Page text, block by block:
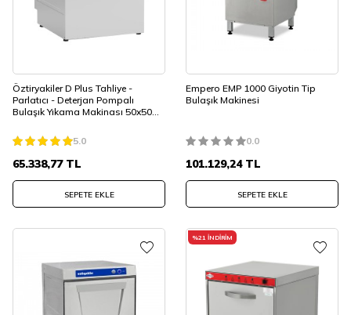
Öztiryakiler D Plus Tahliye -
Parlatıcı - Deterjan Pompalı
Bulaşık Yıkama Makinası 50x50
5.0
65.338,77TL
SEPETE EKLE
Empero EMP 1000 Giyotin Tip
Bulaşık Makinesi
0.0
101.129,24TL
SEPETE EKLE
%21 İNDIRIM